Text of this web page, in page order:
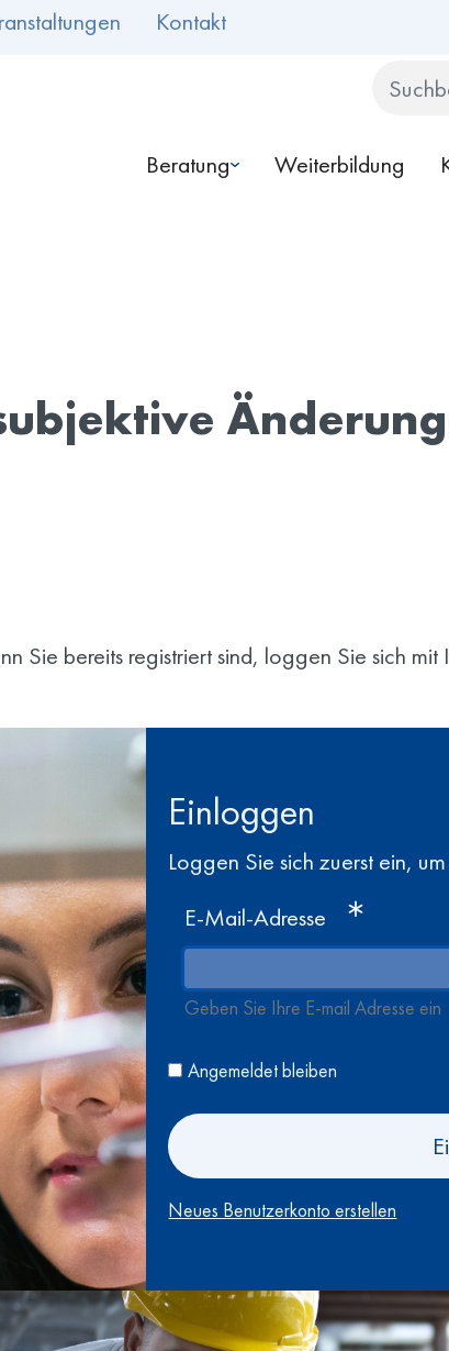
Kontakt
Search
Beratung Weiterbildung
Sie bereits registriert sind, loggen Sie sich
Einloggen
Loggen Sie sich zuerst ein,
E-Mail-Adresse
Geben Sie Ihre E-mail Adresse ein
Angemeldet bleiben
Neues Benutzerkonto erstellen